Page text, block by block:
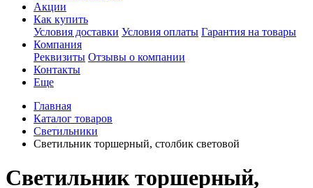
Акции
Как купить
Условия доставки Условия оплаты Гарантия на товары
Компания
Реквизиты Отзывы о компании
Контакты
Еще
Главная
Каталог товаров
Светильники
Светильник торшерный, столбик световой
Светильник торшерный,